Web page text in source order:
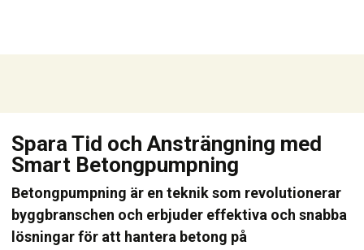
Spara Tid och Ansträngning med
Smart Betongpumpning
Betongpumpning är en teknik som revolutionerar
byggbranschen och erbjuder effektiva och snabba
lösningar för att hantera betong på